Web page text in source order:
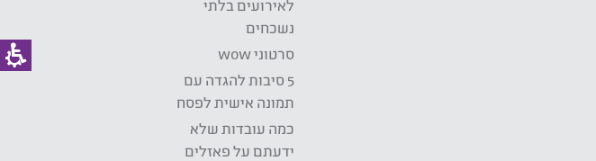
לאירועים בלתי
נשכחים
סרטוני wow
5 סיבות להגדה עם
תמונה אישית לפסח
כמה עובדות שלא
ידעתם על פאזלים